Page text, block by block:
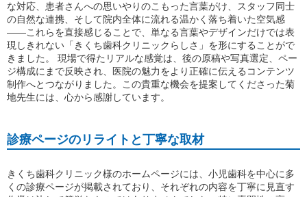
な対応、患者さんへの思いやりのこもった言葉がけ、スタッフ同士
の自然な連携、そして院内全体に流れる温かく落ち着いた空気感
——これらを直接感じることで、単なる言葉やデザインだけでは表
現しきれない「きくち歯科クリニックらしさ」を形にすることがで
きました。 現場で得たリアルな感覚は、後の原稿や写真選定、ペー
ジ構成にまで反映され、医院の魅力をより正確に伝えるコンテンツ
制作へとつながりました。この貴重な機会を提案してくださった菊
地先生には、心から感謝しています。
診療ページのリライトと丁寧な取材
きくち歯科クリニック様のホームページには、小児歯科を中心に多
くの診療ページが掲載されており、それぞれの内容を丁寧に見直す